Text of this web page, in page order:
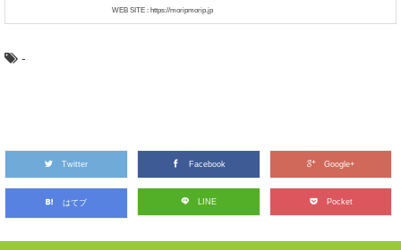
森に行くときに気を付けたい、危険な生物た
較してみました
私たちが毎日生活する床の上。日本の場合は、家の中で
は靴を脱いで生活することが多いので、素足で直接床に...
カラマツ：知っておきたい日本の木材～その
WEB SITE : https://moripmorip.jp
-
Twitter Facebook Google+
はてブ LINE Pocket